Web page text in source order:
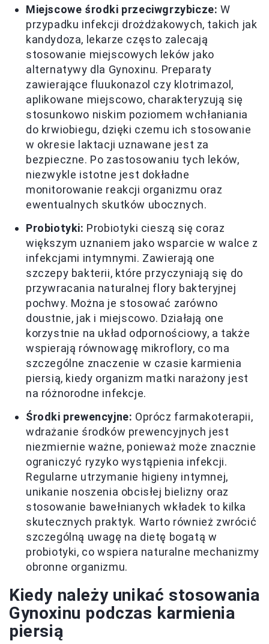
Miejscowe środki przeciwgrzybicze: W
przypadku infekcji drożdżakowych, takich jak
kandydoza, lekarze często zalecają
stosowanie miejscowych leków jako
alternatywy dla Gynoxinu. Preparaty
zawierające fluukonazol czy klotrimazol,
aplikowane miejscowo, charakteryzują się
stosunkowo niskim poziomem wchłaniania
do krwiobiegu, dzięki czemu ich stosowanie
w okresie laktacji uznawane jest za
bezpieczne. Po zastosowaniu tych leków,
niezwykle istotne jest dokładne
monitorowanie reakcji organizmu oraz
ewentualnych skutków ubocznych.
Probiotyki: Probiotyki cieszą się coraz
większym uznaniem jako wsparcie w walce z
infekcjami intymnymi. Zawierają one
szczepy bakterii, które przyczyniają się do
przywracania naturalnej flory bakteryjnej
pochwy. Można je stosować zarówno
doustnie, jak i miejscowo. Działają one
korzystnie na układ odpornościowy, a także
wspierają równowagę mikroflory, co ma
szczególne znaczenie w czasie karmienia
piersią, kiedy organizm matki narażony jest
na różnorodne infekcje.
Środki prewencyjne: Oprócz farmakoterapii,
wdrażanie środków prewencyjnych jest
niezmiernie ważne, ponieważ może znacznie
ograniczyć ryzyko wystąpienia infekcji.
Regularne utrzymanie higieny intymnej,
unikanie noszenia obcisłej bielizny oraz
stosowanie bawełnianych wkładek to kilka
skutecznych praktyk. Warto również zwrócić
szczególną uwagę na dietę bogatą w
probiotyki, co wspiera naturalne mechanizmy
obronne organizmu.
Kiedy należy unikać stosowania
Gynoxinu podczas karmienia
piersią